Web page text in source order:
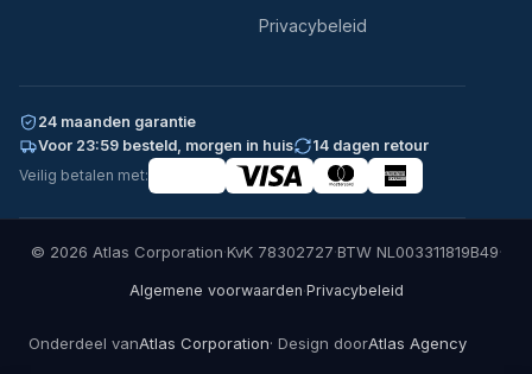
Privacybeleid
24 maanden garantie
Voor 23:59 besteld, morgen in huis
14 dagen retour
Veilig betalen met:
© 2026 Atlas Corporation·KvK 78302727·BTW NL003311819B49·
Algemene voorwaarden·Privacybeleid
Onderdeel vanAtlas Corporation· Design doorAtlas Agency